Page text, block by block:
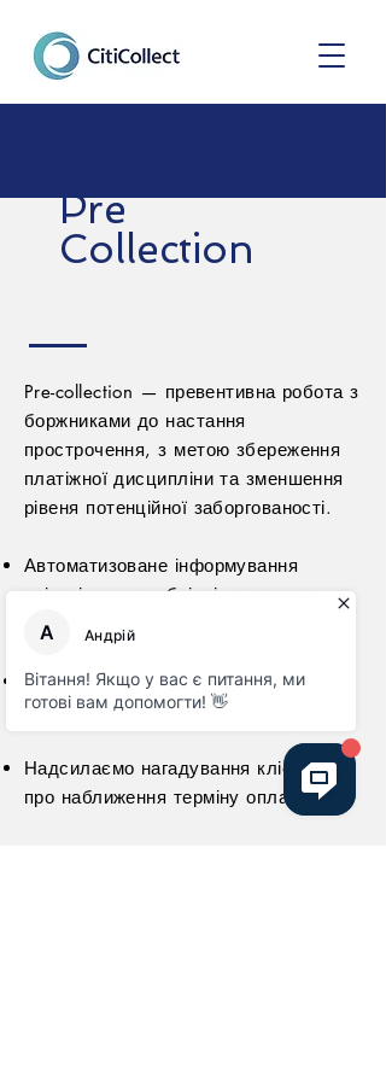
Pre
Collection
​Pre-collection — превентивна робота з
боржниками до настання
прострочення, з метою збереження
платіжної дисципліни та зменшення
рівеня потенційної заборгованості.
Автоматизоване інформування
клієнтів про необхідність внести
черговий платіж.
Дозволяє масово зменшити ризики
виникнення прострочення.
Надсилаємо нагадування клієнтам
про наближення терміну оплати.